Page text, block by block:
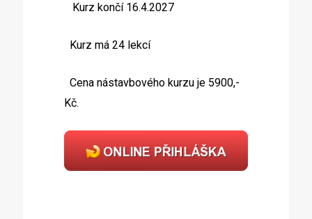
Kurz končí 16.4.2027
Kurz má 24 lekcí
Cena nástavbového kurzu je 5900,-
Kč.